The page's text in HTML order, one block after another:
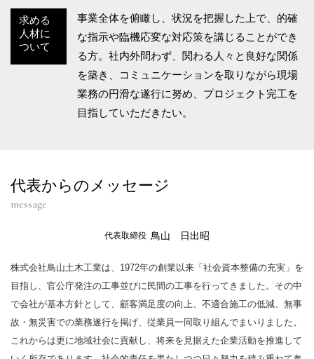
求める
人材に
ついて
事業全体を俯瞰し、状況を把握した上で、的確
な指示や臨機応変な対応策を講じることができ
る方。社内外問わず、関わる人々と良好な関係
を築き、コミュニケーションを取りながら現場
業務の円滑な遂行に努め、プロジェクト完工を
目指していただきたい。
代表からのメッセージ
message
代表取締役 鳥山 日出昭
株式会社鳥山土木工業は、1972年の創業以来「社会資本整備の充実」を
目指し、官公庁発注の工事並びに民間の工事を行ってきました。その中
で会社が基本方針として、顧客満足度の向上、不適合施工の低減、無事
故・無災害での業務遂行を掲げ、従業員一同取り組んでまいりました。
これからは更に地域社会に貢献し、将来を見据えた企業活動を推進して